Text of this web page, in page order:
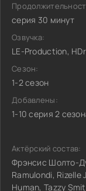
серия 30 минут
Озвучка:
LE-Production,
Сезон:
1-2 сезон
Добавлены:
1-10 серия 2
Актёрский состав:
Фрэнсис Шолто-
Ramulondi, Rizelle
Human, Tazzy